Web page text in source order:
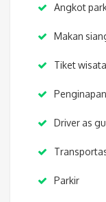
Angkot
Makan
Tiket
Penginapan
Driver as
Parkir